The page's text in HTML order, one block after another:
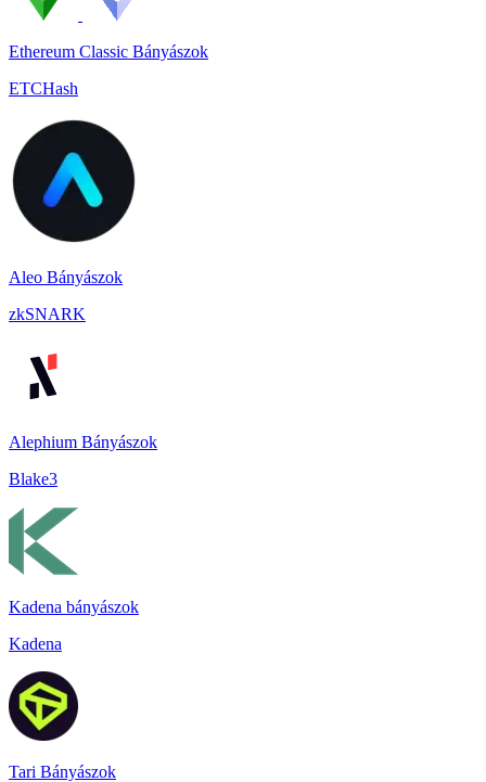
Ethereum Classic Bányászok
ETCHash
Aleo Bányászok
zkSNARK
Alephium Bányászok
Blake3
Kadena bányászok
Kadena
Tari Bányászok